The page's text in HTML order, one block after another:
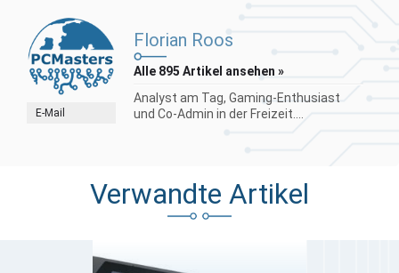
E-Mail
Florian Roos
Alle 895 Artikel ansehen »
Analyst am Tag, Gaming-Enthusiast
und Co-Admin in der Freizeit....
Verwandte Artikel